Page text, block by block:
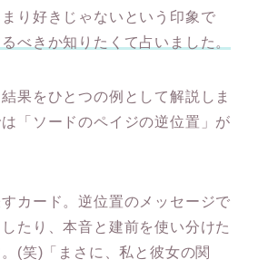
り好きじゃないという印象で
べきか知りたくて占いました。
果をひとつの例として解説しま
「ソードのペイジの逆位置」が
カード。逆位置のメッセージで
たり、本音と建前を使い分けた
(笑)「まさに、私と彼女の関